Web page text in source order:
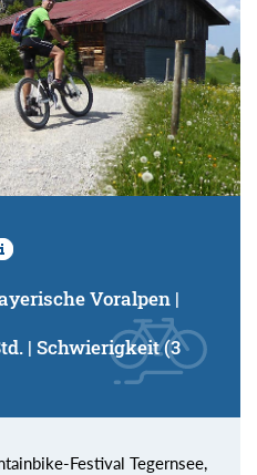
Voralpen |
| Schwierigkeit (3
Festival Tegernsee,